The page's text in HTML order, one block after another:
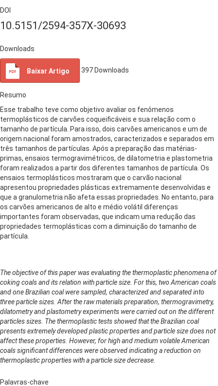
DOI
10.5151/2594-357X-30693
Downloads
Baixar Artigo 397Downloads
Resumo
Esse trabalho teve como objetivo avaliar os fenômenos
termoplásticos de carvões coqueificáveis e sua relação com o
tamanho de partícula. Para isso, dois carvões americanos e um de
origem nacional foram amostrados, caracterizados e separados em
três tamanhos de partículas. Após a preparação das matérias-
primas, ensaios termogravimétricos, de dilatometria e plastometria
foram realizados a partir dos diferentes tamanhos de partícula. Os
ensaios termoplásticos mostraram que o carvão nacional
apresentou propriedades plásticas extremamente desenvolvidas e
que a granulometria não afeta essas propriedades. No entanto, para
os carvões americanos de alto e médio volátil diferenças
importantes foram observadas, que indicam uma redução das
propriedades termoplásticas com a diminuição do tamanho de
partícula.
The objective of this paper was evaluating the thermoplastic phenomena of
coking coals and its relation with particle size. For this, two American coals
and one Brazilian coal were sampled, characterized and separated into
three particle sizes. After the raw materials preparation, thermogravimetry,
dilatometry and plastometry experiments were carried out on the different
particles sizes. The thermoplastic tests showed that the Brazilian coal
presents extremely developed plastic properties and particle size does not
affect these properties. However, for high and medium volatile American
coals significant differences were observed indicating a reduction on
thermoplastic properties with a particle size decrease.
Palavras-chave